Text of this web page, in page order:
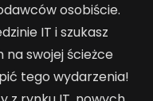
osobiście.
IT i szukasz
swojej ścieżce
tego wydarzenia!